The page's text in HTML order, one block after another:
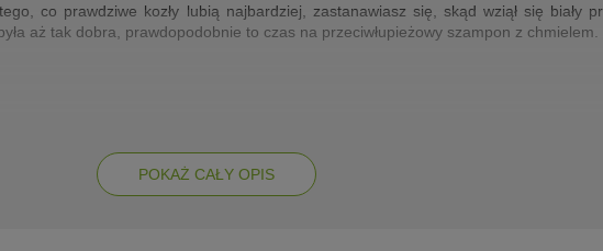
co prawdziwe kozły lubią najbardziej, zastanawiasz się, skąd wziął się biały
aż tak dobra, prawdopodobnie to czas na przeciwłupieżowy szampon z chmielem.
POKAŻ CAŁY OPIS